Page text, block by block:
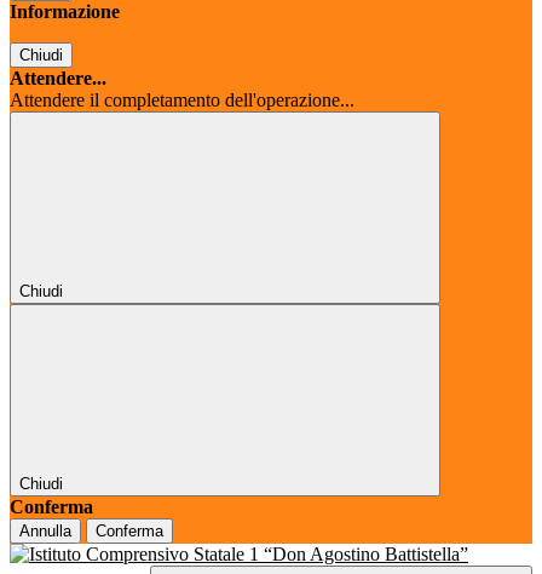
Informazione
Chiudi
Attendere...
Attendere il completamento dell'operazione...
Chiudi
Chiudi
Conferma
Annulla Conferma